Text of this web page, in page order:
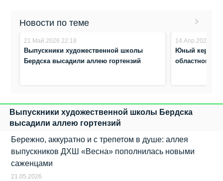
Новости по теме
21.Май.2026 22:18
Выпускники художественной школы
Бердска высадили аллею гортензий
14.Апр.2026
Юный
областного
Выпускники художественной школы Бердска
высадили аллею гортензий
Бережно, аккуратно и с трепетом в душе: аллея
выпускников ДХШ «Весна» пополнилась новыми
саженцами
21.05.2026